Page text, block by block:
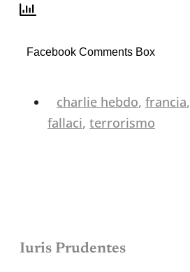
Facebook Comments Box
charlie hebdo, francia,
fallaci, terrorismo
Iuris Prudentes